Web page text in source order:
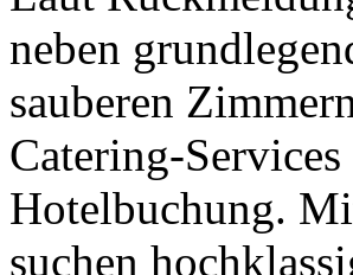
neben
sauberen
Catering-
Hotelbuchung.
suchen